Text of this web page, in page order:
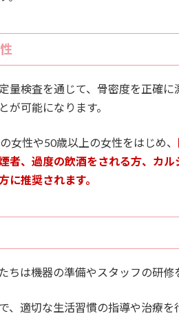
量検査を通じて、骨密度を正確
が可能になります。
女性や50歳以上の女性をはじめ、
者、過度の飲酒をされる方、カ
に推奨されます。
ちは機器の準備やスタッフの研修
、適切な生活習慣の指導や治療